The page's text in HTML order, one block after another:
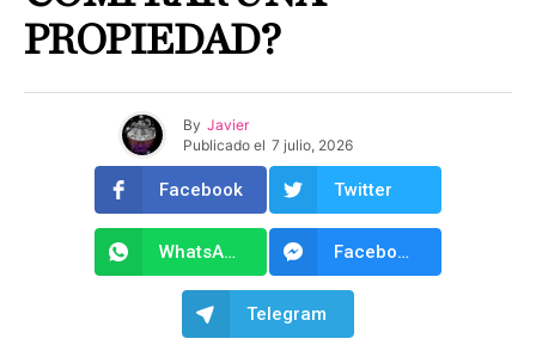
PROPIEDAD?
By Javier
Publicado el 7 julio, 2026
Facebook Twitter
WhatsApp Facebook Messenger
Telegram